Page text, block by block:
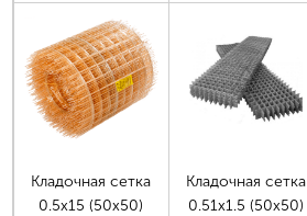
Кладочная сетка
0.5х15 (50х50)
Кладочная сетка
0.51х1.5 (50х50)